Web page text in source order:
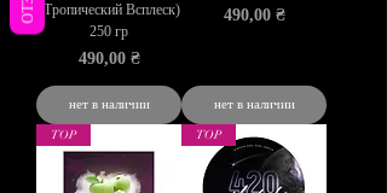
(Тропический Всплеск)
250 гр
Цена
490,00 ₴
нет в наличии
Цена
490,00 ₴
нет в наличии
TOP TOP